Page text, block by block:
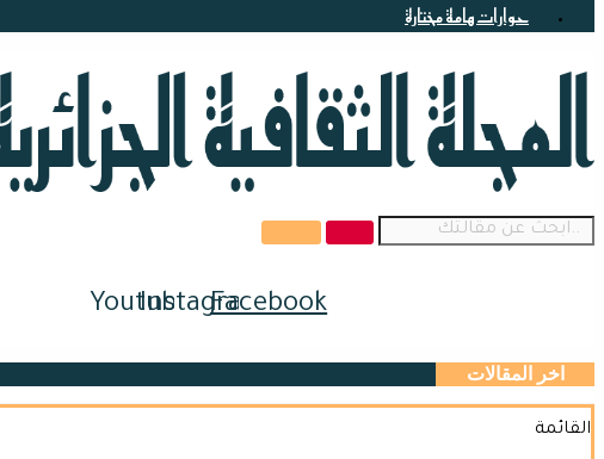
حوارات هامة مختارة
Facebook
Instagram
Youtube
اخر المقالات
القائمة